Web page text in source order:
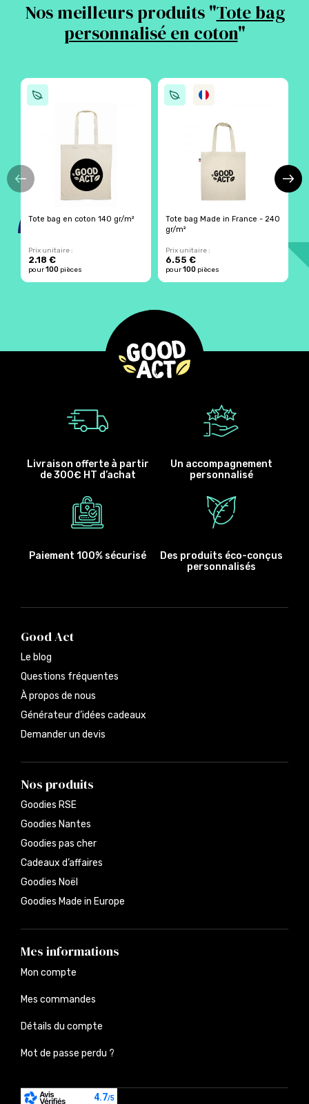
Nos meilleurs produits "Tote bag
personnalisé en coton"
Tote bag en coton 140 gr/m²
Prix unitaire :
2.18 €
pour100 pièces
Tote bag Made in France - 240
gr/m²
Prix unitaire :
6.55 €
pour100 pièces
Livraison offerte à partir
de 300€ HT d’achat
Un accompagnement
personnalisé
Paiement 100% sécurisé
Des produits éco-conçus
personnalisés
Good Act
Le blog
Questions fréquentes
À propos de nous
Générateur d’idées cadeaux
Demander un devis
Nos produits
Goodies RSE
Goodies Nantes
Goodies pas cher
Cadeaux d’affaires
Goodies Noël
Goodies Made in Europe
Mes informations
Mon compte
Mes commandes
Détails du compte
Mot de passe perdu ?